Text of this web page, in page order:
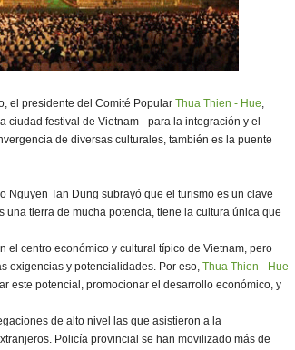
el presidente del Comité Popular Thua Thien - Hue,
ciudad festival de Vietnam - para la integración y el
de diversas culturales, también es la puente
Tan Dung subrayó que el turismo es un clave
tierra de mucha potencia, tiene la cultura única que
el centro económico y cultural típico de Vietnam, pero
exigencias y potencialidades. Por eso, Thua Thien - Hue
este potencial, promocionar el desarrollo económico, y
de alto nivel las que asistieron a la
Policía provincial se han movilizado más de